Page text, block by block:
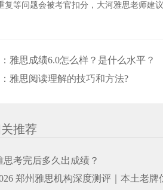
复等问题会被考官扣分，大河雅思老师建
雅思成绩6.0怎么样？是什么水平？
雅思阅读理解的技巧和方法?
推荐
思考完后多久出成绩？
郑州雅思机构深度测评｜本土老牌